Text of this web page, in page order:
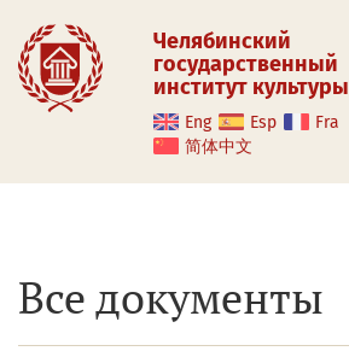
Челябинский
государственный
институт культуры
Eng Esp
Fra
简体中文
Все документы